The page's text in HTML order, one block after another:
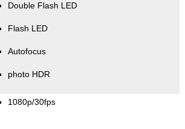
Double Flash LED
Flash LED
Autofocus
photo HDR
1080p/30fps